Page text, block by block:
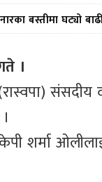
बस्तीमा घट्यो
।
(रास्वपा)
केपी शर्मा